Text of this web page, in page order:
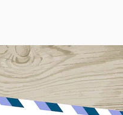
Commencer